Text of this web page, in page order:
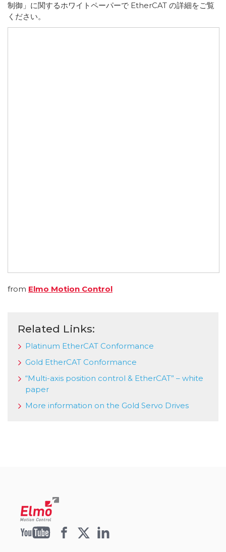
制御」に関するホワイトペーパーで EtherCAT の詳細をご覧
ください。
from Elmo Motion Control
Related Links:
Platinum EtherCAT Conformance
Gold EtherCAT Conformance
“Multi-axis position control & EtherCAT” – white
paper
More information on the Gold Servo Drives